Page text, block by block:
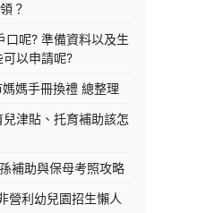
？
口呢? 準備資料以及生
以申請呢?
媽手冊換禮 總整理
津貼、托育補助該怎
補助與保母考照攻略
營利幼兒園招生懶人